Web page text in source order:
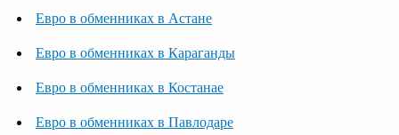
Евро в обменниках в Астане
Евро в обменниках в Караганды
Евро в обменниках в Костанае
Евро в обменниках в Павлодаре